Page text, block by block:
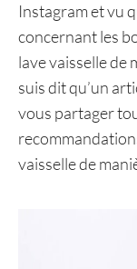
Instagram et vu
concernant les
lave vaisselle de
suis dit qu’un
vous partager
vaisselle de